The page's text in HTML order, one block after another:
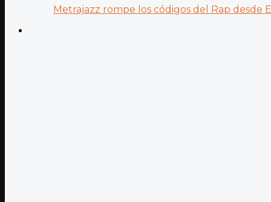
Metrajazz rompe los códigos del Rap desde